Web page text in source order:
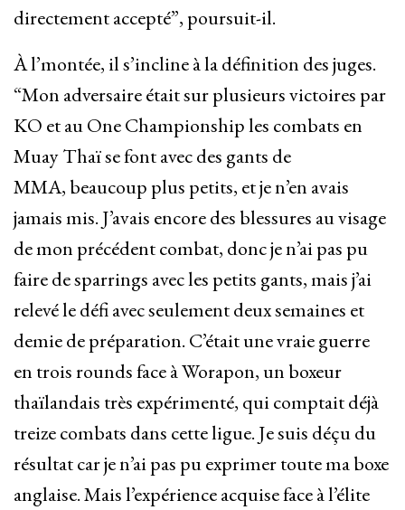
directement accepté”, poursuit-il.
À l’montée, il s’incline à la définition des juges.
“Mon adversaire était sur plusieurs victoires par
KO et au One Championship les combats en
Muay Thaï se font avec des gants de
MMA, beaucoup plus petits, et je n’en avais
jamais mis. J’avais encore des blessures au visage
de mon précédent combat, donc je n’ai pas pu
faire de sparrings avec les petits gants, mais j’ai
relevé le défi avec seulement deux semaines et
demie de préparation. C’était une vraie guerre
en trois rounds face à Worapon, un boxeur
thaïlandais très expérimenté, qui comptait déjà
treize combats dans cette ligue. Je suis déçu du
résultat car je n’ai pas pu exprimer toute ma boxe
anglaise. Mais l’expérience acquise face à l’élite